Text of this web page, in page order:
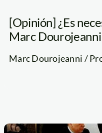
[Opinión] ¿Es
Marc Dourojeanni
Marc Dourojeanni /